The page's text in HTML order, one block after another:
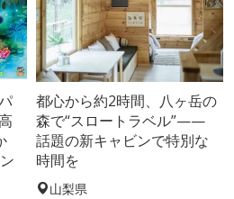
都心から約2時間、八ヶ岳の
森で“スロートラベル”——
話題の新キャビンで特別な
時間を
山梨県